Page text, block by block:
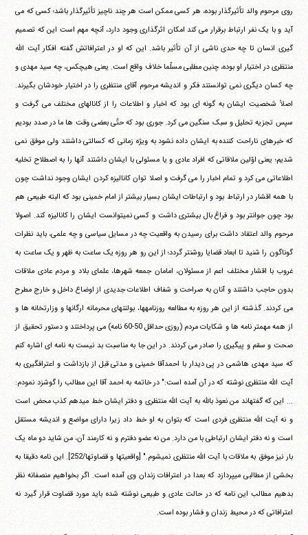
روی مرحوم والد تأثیرگذار بوده، هر کسی ممکن است هر چند ناچیز تأثیرگذار باشد؛ کسی که می
آید و با یک نفر ارتباط برقرار می کند امکان اثرگذاری وجود دارد، آنچه مهم است این که تصمیم
گیری انسان تا چه حدی ناشی از آن تأثیر باشد. این که او در اعترافاتش گفته افکار آیت الله
منتظری در اختیار او بوده، چنین مطلبی مسلّما خلاف واقع است. یعنی هیچکس، چه سید مهدی و
چه کسان دیگری نمی توانستند فکر و اندیشه مرحوم آقای منتظری را در اختیار خودشان بگیرند.
اصلاً شخصیت ایشان به گونه ای بود که اخبار و اطلاعات را از کانالهای مختلف می گرفت و
سپس تجزیه تحلیل و سبک سنگین می کرد. جوری بود که حتّی بعضی وقت ها ما در صدد بودیم
که خبرهای ناراحت کننده به ایشان داده نشود به ویژه زمانی که کسالتی داشتند ولی موفق نمی
شدیم؛ یعنی اوّلین ملاقاتی که افراد عادی و یا مسئولی با ایشان داشتند آنها را به اصطلاح تخلیه
اطلاعاتی می کرد و تمام اخبار را می گرفت و اصلا توان کانالیزه کردن ایشان وجود نداشت چون
با همه اقشار در ارتباط بود و ارتباطات ایشان بسیار بیشتر از امام خمینی بود که البته طبیعی هم
بود چون جوانتر بود و فراغ بال بیشتری داشت و کسی نمیتوانست ایشان را کانالیزه کند. اصولا
مرحوم والد اعتقاد داشت برای رسیدن به واقعیت چه در مسایل سیاسی و چه علمی، باید نظرات
گوناگون را شنید تا ابعاد قضایا روشنتر گردد؛ از این رو هر روزه یک ساعت به ظهر و یک ساعت به
غروب با اقشار مختلف اعم از مسئولان، امامان جمعه شهرها، علمای بلاد و مردم عادی ملاقات
بدون حاجب داشتند و آنان به صراحت و شفاف اطلاعات جدیدی از اوضاع داخل و خارج مطرح
می کردند. گذشته از این هر روزه به مطالعه روزنامهها، بولتنهای محرمانه ارگانها و وزارتخانه ها و
از همه مهمتر نامه ها و شکایات مردم (روزی حداقل 50-60 نامه) می پرداختند و دستور تحقیق از
صحت و سقم و پیگیری را صادر می کردند. در این جا به مناسبت بد نیست به نامه ای اشاره کنم
که سید مهدی هاشمی در پی دیدار با احمدآقا خمینی و مدتی قبل از بازداشت و اعترافگیری به
آیت الله منتظری نوشته که در آن آمده است:" در خاتمه به احمد آقا این مطالب را گوشزد نمودم:
... این که گفتهاند من نعوذ بالله به آیت الله منتظری و دفتر ایشان خط میدهم کذب محض است
و نه آیت الله منتظری فردی است که بتوان به او خط داد زیرا دارای مواضع و اندیشه مستقل
است و نه دفتر ایشان ارتباطی با من دارد. من نه عضو دفترم و نه کارمند آن، من شاید دو ماه یک
بار نیز موفق به ملاقات با آیت الله منتظری نمیشوم." [واقعیتها و قضاوتها/252]. این نامه دقیقا به
بخشی از مطالبی میپردازد که بعدا در اعترافات زندان وی آمده است. اگر بخواهیم منصفانه نظر
بدهیم مطالب این نامه که در حالت عادی و طبیعی نوشته شده باید مورد قضاوت قرار گیرد نه
اعترافاتی که در محیط زندان و فشار بوده است.